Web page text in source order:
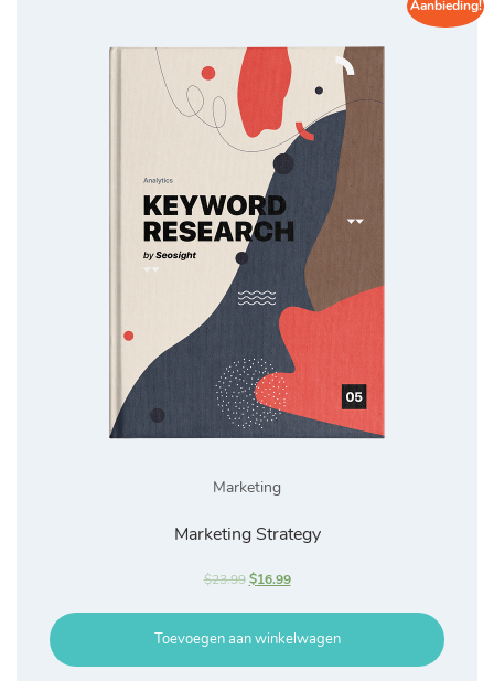
Aanbieding!
Marketing
Marketing Strategy
$23.99 $16.99
Toevoegen aan winkelwagen